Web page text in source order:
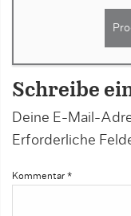
Schreibe
Deine E-Mail-
Erforderliche
Kommentar *